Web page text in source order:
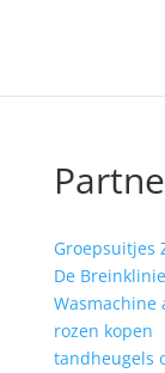
Groepsuitjes
De
Wasmachine
rozen kopen
tandheugels